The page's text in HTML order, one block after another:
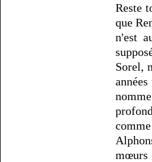
Reste
que
n'est
Sorel,
mœurs